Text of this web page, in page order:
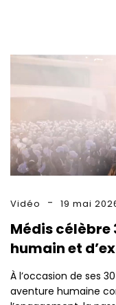
Vidéo 19 mai
Médis célèbre
humain et
À l’occasion de ses
aventure humaine